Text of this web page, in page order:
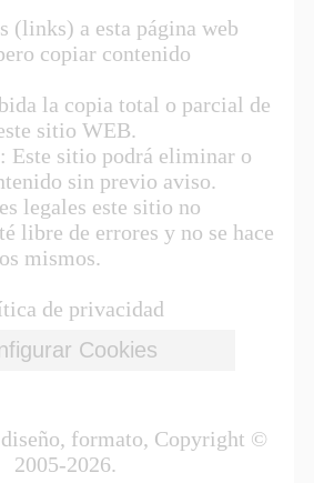
a esta página web
copiar contenido
la copia total o parcial de
sitio WEB.
sitio podrá eliminar o
sin previo aviso.
legales este sitio no
libre de errores y no se hace
mismos.
de privacidad
formato, Copyright ©
2005-2026.